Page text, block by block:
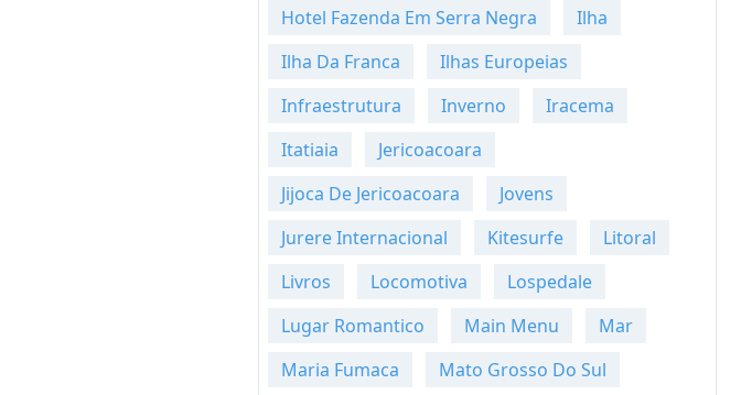
Hotel Fazenda Em Serra Negra
Ilha
Ilha Da Franca
Ilhas Europeias
Infraestrutura
Inverno
Iracema
Itatiaia
Jericoacoara
Jijoca De Jericoacoara
Jovens
Jurere Internacional
Kitesurfe
Litoral
Livros
Locomotiva
Lospedale
Lugar Romantico
Main Menu
Mar
Maria Fumaca
Mato Grosso Do Sul